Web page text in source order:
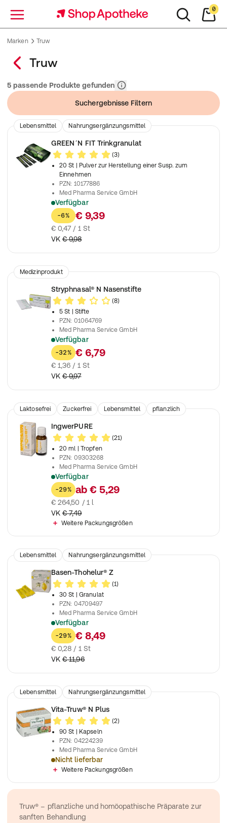
Menü
0
Marken Truw
Truw
5 passende Produkte gefundenRelevanz
Suchergebnisse Filtern
Lebensmittel Nahrungsergänzungsmittel
GREEN´N FIT Trinkgranulat
(3)
20 St
| Pulver zur Herstellung einer Susp. zum
Einnehmen
PZN: 10177886
Med Pharma Service GmbH
Verfügbar
Mit Vitaminen, Mineralstoffen, Taurin, Koffein und
-6% € 9,39
€ 0,47 / 1 St
VK € 9,98
Medizinprodukt
Stryphnasal® N Nasenstifte
(8)
5 St
| Stifte
PZN: 01064769
Med Pharma Service GmbH
Verfügbar
Zur Stillung von Nasenbluten
-32% € 6,79
€ 1,36 / 1 St
VK € 9,97
Laktosefrei Zuckerfrei Lebensmittel
pflanzlich
Nahrungsergänzungsmittel
IngwerPURE
(21)
20 ml
| Tropfen
PZN: 09303268
Med Pharma Service GmbH
Verfügbar
Mit Ingwer
-29% ab € 5,29
€ 264,50 / 1 l
VK € 7,49
Weitere Packungsgrößen
Lebensmittel Nahrungsergänzungsmittel
Basen-Thohelur® Z
(1)
30 St
| Granulat
PZN: 04709497
Med Pharma Service GmbH
Verfügbar
Mit Mineralstoffen für einen normalen Säure-Basen-
-29% € 8,49
€ 0,28 / 1 St
VK € 11,96
Lebensmittel Nahrungsergänzungsmittel
Vita-Truw® N Plus
(2)
90 St
| Kapseln
PZN: 04224239
Med Pharma Service GmbH
Nicht lieferbar
Mit Multivitamin- und Vitalstoffkombination und Aminosäuren
Weitere Packungsgrößen
Truw® – pflanzliche und homöopathische Präparate zur
sanften Behandlung